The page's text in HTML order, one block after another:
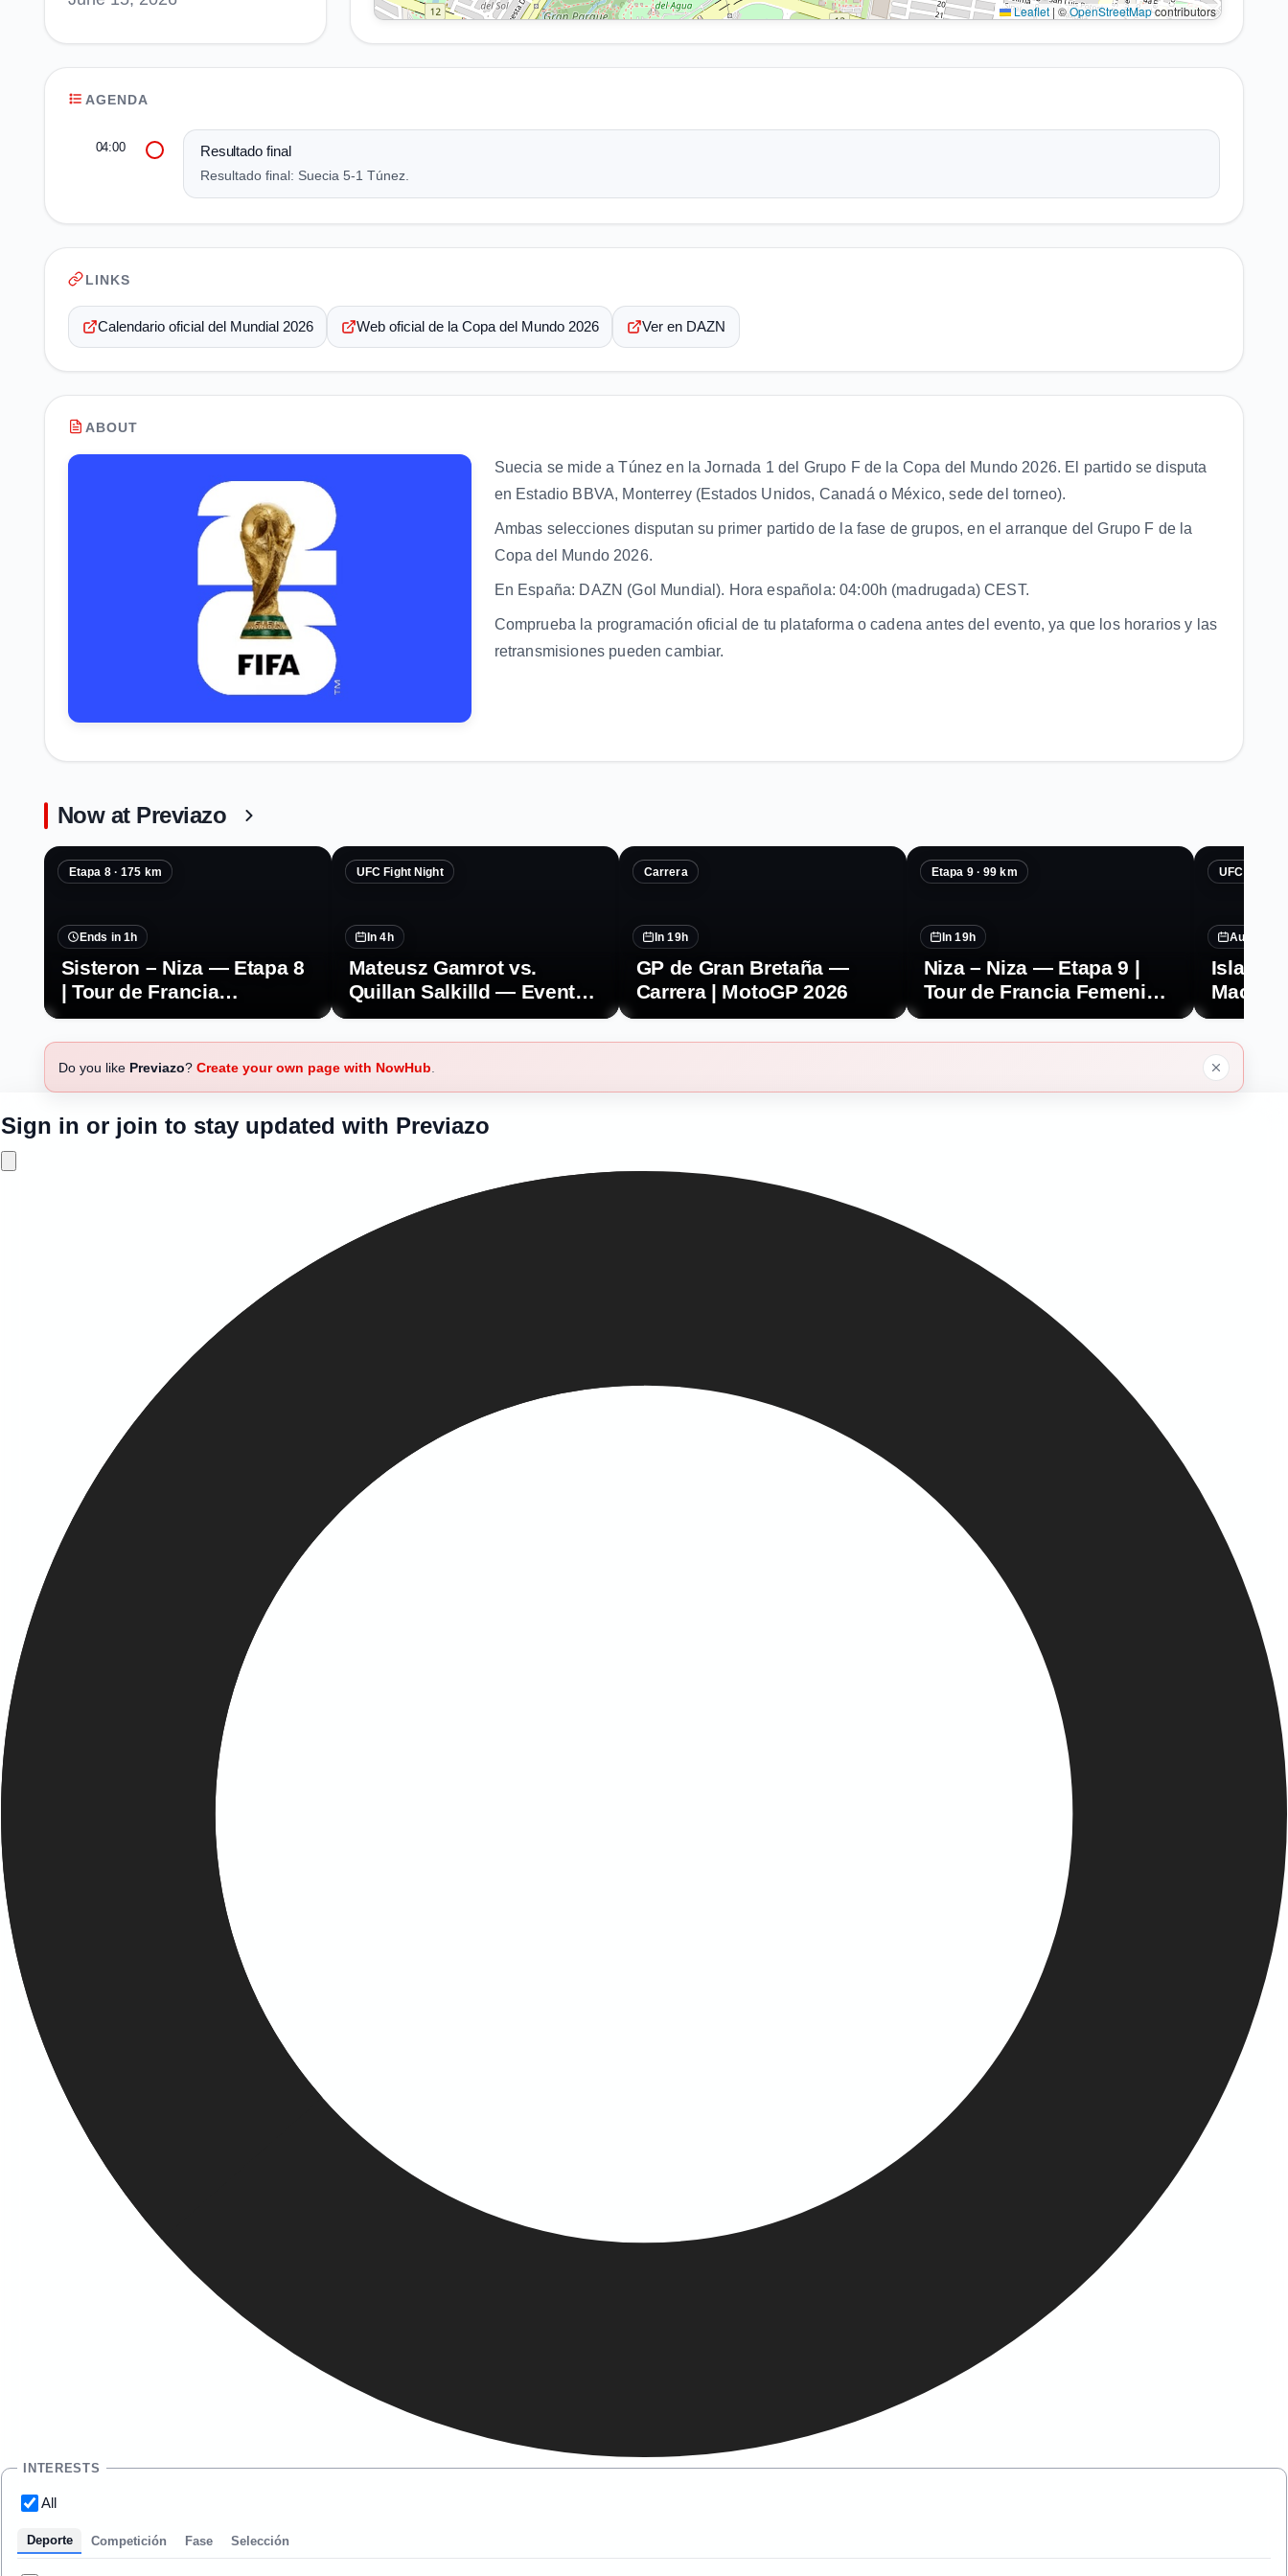
Leaflet | ©OpenStreetMapcontributors
AGENDA
04:00 Resultado final
Resultado final: Suecia 5-1 Túnez.
LINKS
Calendario oficial del Mundial 2026 Web oficial de la Copa del Mundo 2026 Ver en DAZN
ABOUT
Suecia se mide a Túnez en la Jornada 1 del Grupo F de la Copa del Mundo 2026. El partido se disputa
en Estadio BBVA, Monterrey (Estados Unidos, Canadá o México, sede del torneo).
Ambas selecciones disputan su primer partido de la fase de grupos, en el arranque del Grupo F de la
Copa del Mundo 2026.
En España: DAZN (Gol Mundial). Hora española: 04:00h (madrugada) CEST.
Comprueba la programación oficial de tu plataforma o cadena antes del evento, ya que los horarios y las
retransmisiones pueden cambiar.
Now at Previazo
Etapa 8 · 175 km
Ends in 1h
Sisteron – Niza — Etapa 8
| Tour de Francia
Femenino 2026
UFC Fight Night
In 4h
Mateusz Gamrot vs.
Quillan Salkilld — Evento
principal | UFC Fight Night
Carrera
In 19h
GP de Gran Bretaña —
Carrera | MotoGP 2026
Etapa 9 · 99 km
In 19h
Niza – Niza — Etapa 9 |
Tour de Francia Femenino
2026
UFC 330 ·
August 15
Islam
del
Do you like Previazo? Create your own page with NowHub
Sign in or join to stay updated with Previazo
INTERESTS
All
Deporte Competición Fase Selección